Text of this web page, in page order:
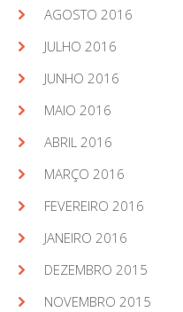
AGOSTO 2016
JULHO 2016
JUNHO 2016
MAIO 2016
ABRIL 2016
MARÇO 2016
FEVEREIRO 2016
JANEIRO 2016
DEZEMBRO 2015
NOVEMBRO 2015